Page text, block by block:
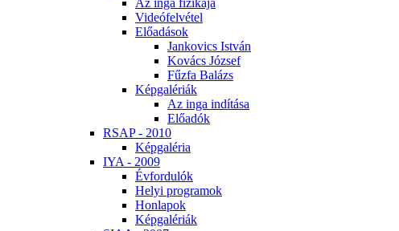
Az in­ga fi­zi­ká­ja
Vi­de­ó­fel­vé­tel
Elő­adá­sok
Jan­ko­vics Ist­ván
Ko­vács Jó­zsef
Fűz­fa Ba­lázs
Kép­ga­lé­ri­ák
Az in­ga in­dí­tá­sa
Elő­adók
RSAP - 2010
Kép­ga­lé­ria
IYA - 2009
Év­for­du­lók
He­lyi prog­ra­mok
Hon­la­pok
Kép­ga­lé­ri­ák